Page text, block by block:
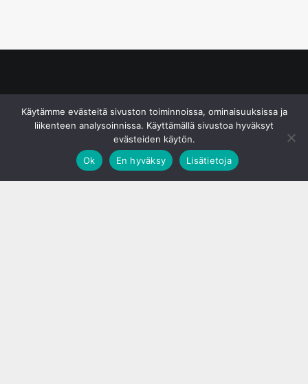
Käytämme evästeitä sivuston toiminnoissa, ominaisuuksissa ja
liikenteen analysoinnissa. Käyttämällä sivustoa hyväksyt
evästeiden käytön.
Ok
En hyväksy Lisätietoja